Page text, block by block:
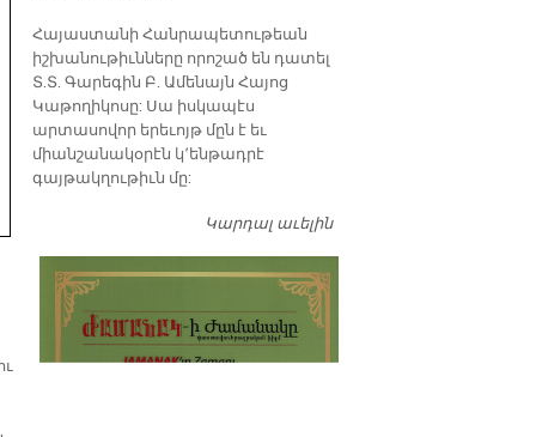
​Հայաստանի Հանրապետութեան
իշխանութիւնները որոշած են դատել
Տ.Տ. Գարեգին Բ. Ամենայն Հայոց
Կաթողիկոսը: Սա իսկապէս
արտասովոր երեւոյթ մըն է եւ
միանշանակօրէն կ՚ենթադրէ
գայթակղութիւն մը:
Կարդալ աւելինԴատել…